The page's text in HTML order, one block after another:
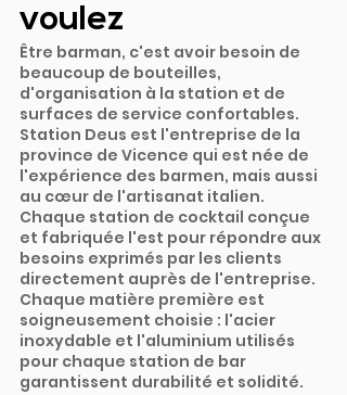
voulez
Être barman, c'est avoir besoin de
beaucoup de bouteilles,
d'organisation à la station et de
surfaces de service confortables.
Station Deus est l'entreprise de la
province de Vicence qui est née de
l'expérience des barmen, mais aussi
au cœur de l'artisanat italien.
Chaque station de cocktail conçue
et fabriquée l'est pour répondre aux
besoins exprimés par les clients
directement auprès de l'entreprise.
Chaque matière première est
soigneusement choisie : l'acier
inoxydable et l'aluminium utilisés
pour chaque station de bar
garantissent durabilité et solidité.